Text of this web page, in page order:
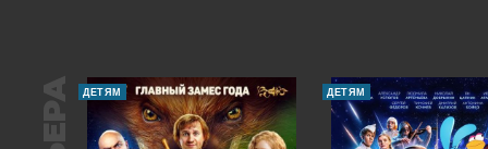
ДЕТЯМ ДЕТЯМ